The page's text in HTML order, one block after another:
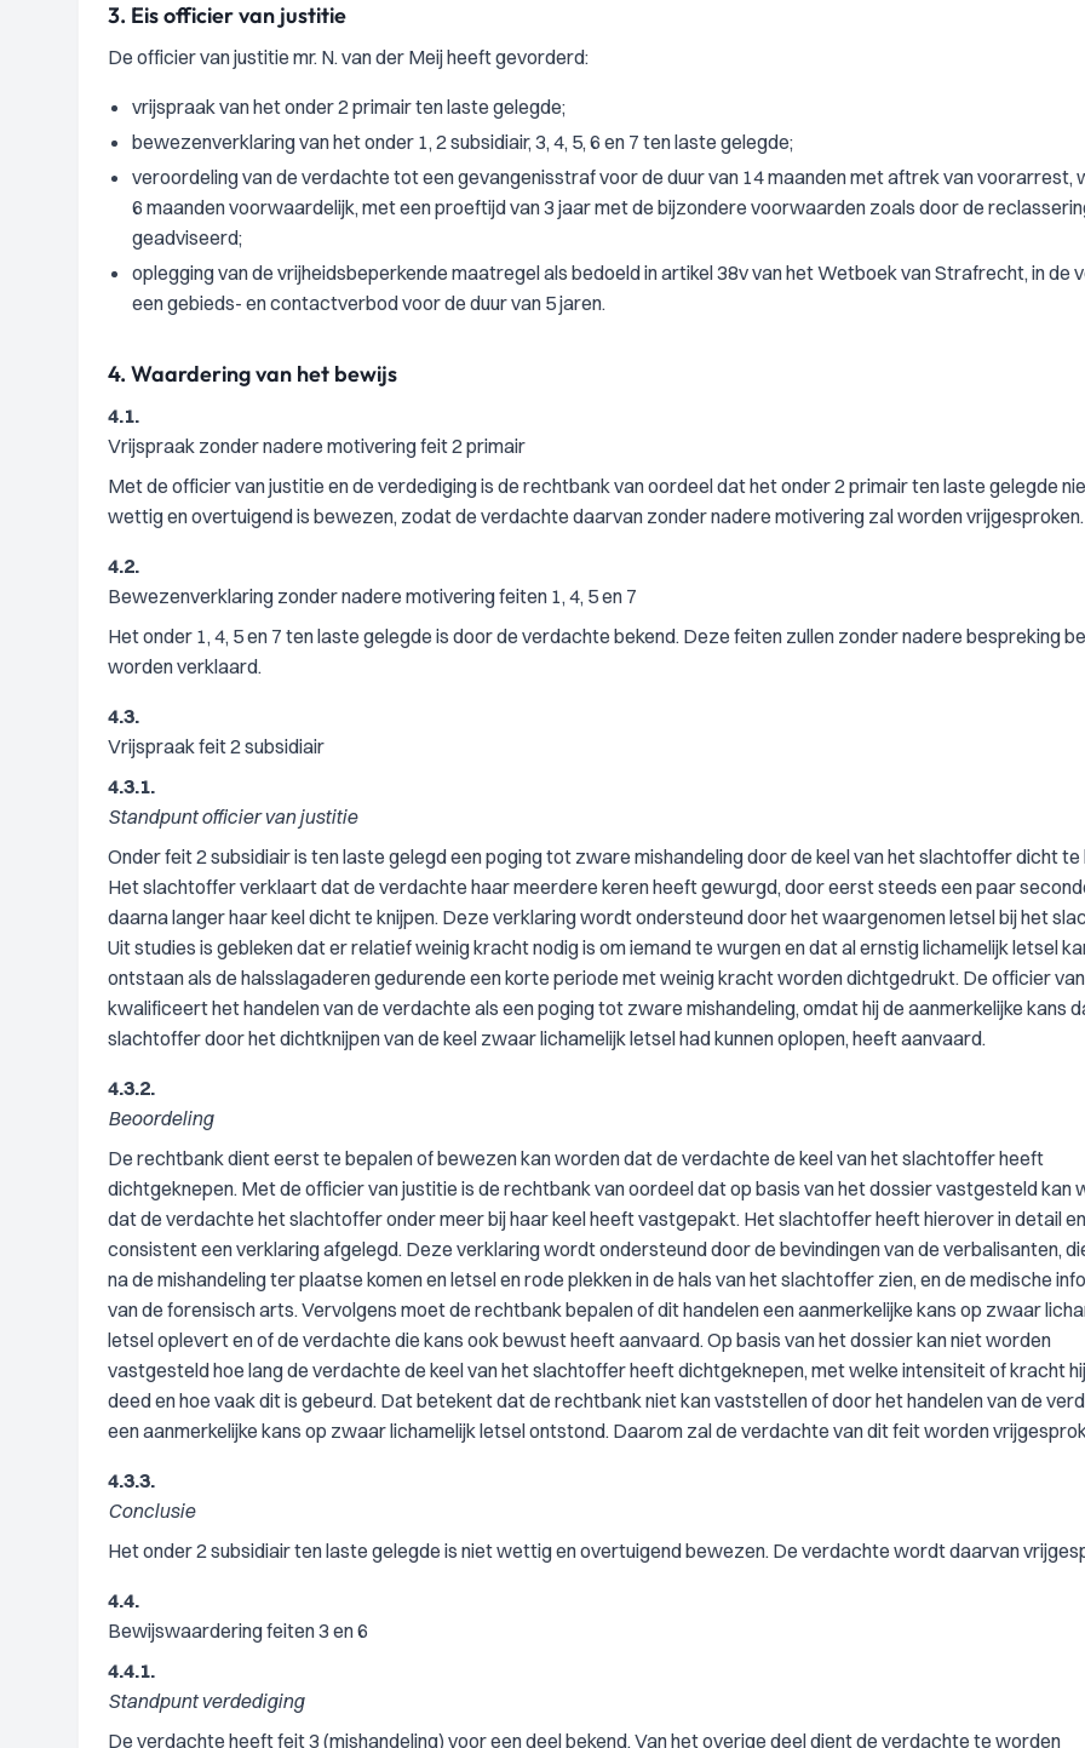
3. Eis officier van justitie
De officier van justitie mr. N. van der Meij heeft gevorderd:
vrijspraak van het onder 2 primair ten laste gelegde;
bewezenverklaring van het onder 1, 2 subsidiair, 3, 4, 5, 6 en 7 ten laste gelegde;
veroordeling van de verdachte tot een gevangenisstraf voor de duur van 14 maanden met aftrek van voorarrest,
6 maanden voorwaardelijk, met een proeftijd van 3 jaar met de bijzondere voorwaarden zoals door de
geadviseerd;
oplegging van de vrijheidsbeperkende maatregel als bedoeld in artikel 38v van het Wetboek van Strafrecht, in de
een gebieds- en contactverbod voor de duur van 5 jaren.
4. Waardering van het bewijs
4.1.
Vrijspraak zonder nadere motivering feit 2 primair
Met de officier van justitie en de verdediging is de rechtbank van oordeel dat het onder 2 primair ten laste gelegde
wettig en overtuigend is bewezen, zodat de verdachte daarvan zonder nadere motivering zal worden vrijgesproken.
4.2.
Bewezenverklaring zonder nadere motivering feiten 1, 4, 5 en 7
Het onder 1, 4, 5 en 7 ten laste gelegde is door de verdachte bekend. Deze feiten zullen zonder nadere bespreking
worden verklaard.
4.3.
Vrijspraak feit 2 subsidiair
4.3.1.
Standpunt officier van justitie
Onder feit 2 subsidiair is ten laste gelegd een poging tot zware mishandeling door de keel van het slachtoffer dicht te
Het slachtoffer verklaart dat de verdachte haar meerdere keren heeft gewurgd, door eerst steeds een paar
daarna langer haar keel dicht te knijpen. Deze verklaring wordt ondersteund door het waargenomen letsel bij het
Uit studies is gebleken dat er relatief weinig kracht nodig is om iemand te wurgen en dat al ernstig lichamelijk letsel
ontstaan als de halsslagaderen gedurende een korte periode met weinig kracht worden dichtgedrukt. De officier
kwalificeert het handelen van de verdachte als een poging tot zware mishandeling, omdat hij de aanmerkelijke kans
slachtoffer door het dichtknijpen van de keel zwaar lichamelijk letsel had kunnen oplopen, heeft aanvaard.
4.3.2.
Beoordeling
De rechtbank dient eerst te bepalen of bewezen kan worden dat de verdachte de keel van het slachtoffer heeft
dichtgeknepen. Met de officier van justitie is de rechtbank van oordeel dat op basis van het dossier vastgesteld kan
dat de verdachte het slachtoffer onder meer bij haar keel heeft vastgepakt. Het slachtoffer heeft hierover in detail en
consistent een verklaring afgelegd. Deze verklaring wordt ondersteund door de bevindingen van de verbalisanten,
na de mishandeling ter plaatse komen en letsel en rode plekken in de hals van het slachtoffer zien, en de medische
van de forensisch arts. Vervolgens moet de rechtbank bepalen of dit handelen een aanmerkelijke kans op zwaar
letsel oplevert en of de verdachte die kans ook bewust heeft aanvaard. Op basis van het dossier kan niet worden
vastgesteld hoe lang de verdachte de keel van het slachtoffer heeft dichtgeknepen, met welke intensiteit of kracht
deed en hoe vaak dit is gebeurd. Dat betekent dat de rechtbank niet kan vaststellen of door het handelen van de
een aanmerkelijke kans op zwaar lichamelijk letsel ontstond. Daarom zal de verdachte van dit feit worden
4.3.3.
Conclusie
Het onder 2 subsidiair ten laste gelegde is niet wettig en overtuigend bewezen. De verdachte wordt daarvan
4.4.
Bewijswaardering feiten 3 en 6
4.4.1.
Standpunt verdediging
De verdachte heeft feit 3 (mishandeling) voor een deel bekend. Van het overige deel dient de verdachte te worden